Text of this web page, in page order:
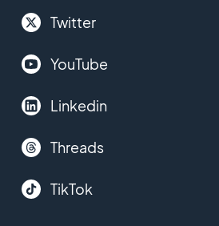
Twitter
YouTube
Linkedin
Threads
TikTok